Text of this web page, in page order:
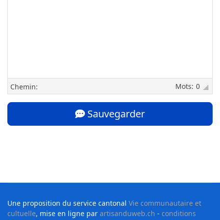
Chemin: 0
Sauvegarder
Une proposition du service cantonal Vie communautaire et
cultuelle, mise en ligne par artisanduweb.ch - conditions